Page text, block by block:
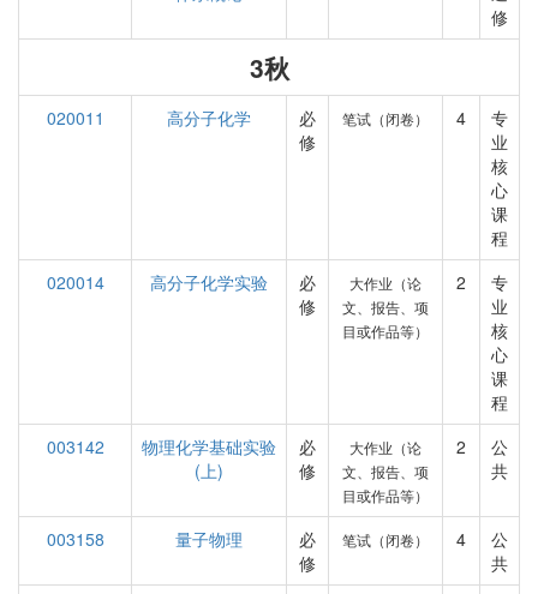
修
3秋
020011 高分子化学
必
修
笔试（闭卷） 4
专
业
核
心
课
程
020014
高分子化学实验
必
修
大作业（论
文、报告、项
目或作品等）
2
专
业
核
心
课
程
003142
物理化学基础实验
(上)
必
修
大作业（论
文、报告、项
目或作品等）
2
公
共
003158 量子物理
必
修
笔试（闭卷） 4
公
共